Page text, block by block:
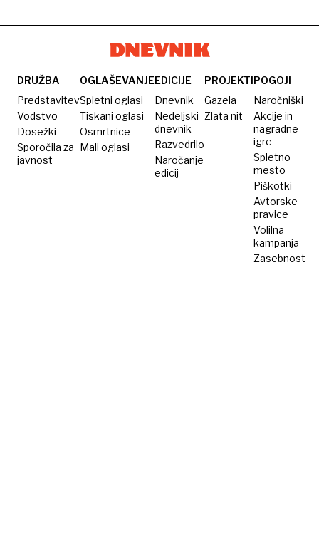
DRUŽBA
Predstavitev
Vodstvo
Dosežki
Sporočila za
javnost
OGLAŠEVANJE
Spletni oglasi
Tiskani oglasi
Osmrtnice
Mali oglasi
EDICIJE
Dnevnik
Nedeljski
dnevnik
Razvedrilo
Naročanje
edicij
PROJEKTI
Gazela
Zlata nit
POGOJI
Naročniški
Akcije in
nagradne
igre
Spletno
mesto
Piškotki
Avtorske
pravice
Volilna
kampanja
Zasebnost